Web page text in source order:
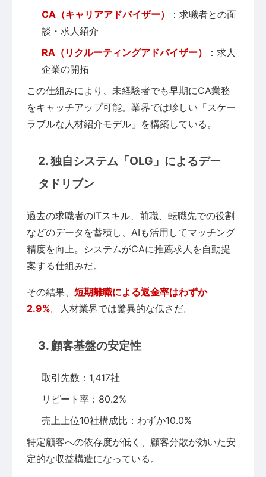
CA（キャリアアドバイザー）
：求職者との面
談・求人紹介
RA（リクルーティングアドバイザー）
：求人
企業の開拓
この仕組みにより、未経験者でも早期にCA業務
をキャッチアップ可能。業界では珍しい「スケー
ラブルな人材紹介モデル」を構築している。
2. 独自システム「OLG」によるデー
タドリブン
過去の求職者のITスキル、前職、転職先での役割
などのデータを蓄積し、AIも活用してマッチング
精度を向上。システムがCAに推薦求人を自動提
案する仕組みだ。
その結果、 短期離職による返金率はわずか
2.9%。人材業界では驚異的な低さだ。
3. 顧客基盤の安定性
取引先数：1,417社
リピート率：80.2%
売上上位10社構成比：わずか10.0%
特定顧客への依存度が低く、顧客分散が効いた安
定的な収益構造になっている。